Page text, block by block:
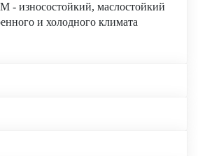
- износостойкий, маслостойкий
и холодного климата